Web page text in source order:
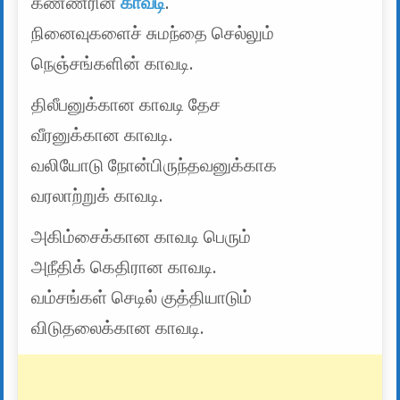
நினைவுகளைச் சுமந்தை செல்லும்
நெஞ்சங்களின் காவடி.
திலீபனுக்கான காவடி தேச
வீரனுக்கான காவடி.
வலியோடு நோன்பிருந்தவனுக்காக
வரலாற்றுக் காவடி.
அகிம்சைக்கான காவடி பெரும்
அநீதிக் கெதிரான காவடி.
வம்சங்கள் செடில் குத்தியாடும்
விடுதலைக்கான காவடி.